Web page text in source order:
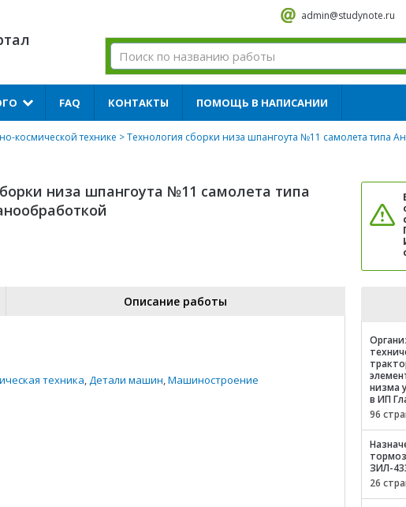
admin@studynote.ru
FAQ КОНТАКТЫ ПОМОЩЬ В НАПИСАНИИ
космической технике > Технология сборки низа шпангоута №11 самолета типа
низа шпангоута №11 самолета типа
Описание работы
техника,Детали машин,Машиностроение
низма
в ИП
96
ЗИЛ-
26